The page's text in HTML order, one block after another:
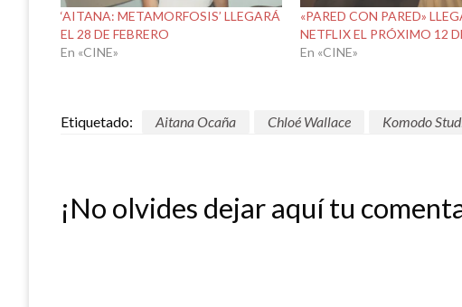
‘AITANA: METAMORFOSIS’ LLEGARÁ
EL 28 DE FEBRERO
En «CINE»
«PARED CON PARED»
NETFLIX EL PRÓXIMO 12
En «CINE»
Etiquetado: Aitana Ocaña Chloé Wallace Komodo
¡No olvides dejar aquí tu